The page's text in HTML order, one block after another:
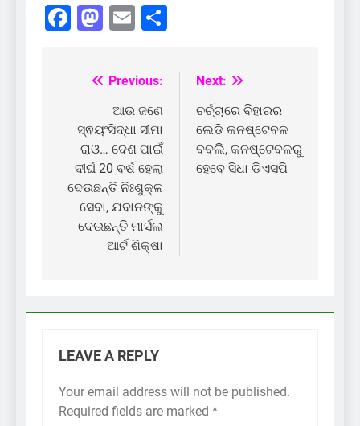
Facebook
Mastodon
Email
Post
navigation
Previous:
ଆଉ ଜଣେ
ସ୍ଵୟଂସିଦ୍ଧା ସୀମା
ରାଓ… ଦେଶ ପାଇଁ
ଦୀର୍ଘ 20 ବର୍ଷ ହେଲା
ଦେଉଛନ୍ତି ନିଃଶୁକ୍ଳ
ସେବା, ଯବାନଙ୍କୁ
ଦେଉଛନ୍ତି ମାର୍ସଲ
ଆର୍ଟ ଶିକ୍ଷା
Next:
ଚର୍ଚ୍ଚାରେ ବିହାରର
ଲେଡି କନଷ୍ଟେବଳ
ବବଲି, କନଷ୍ଟେବଳରୁ
ହେବେ ସିଧା ଡିଏସପି
LEAVE A REPLY
Your email address will not be published.
Required fields are marked *